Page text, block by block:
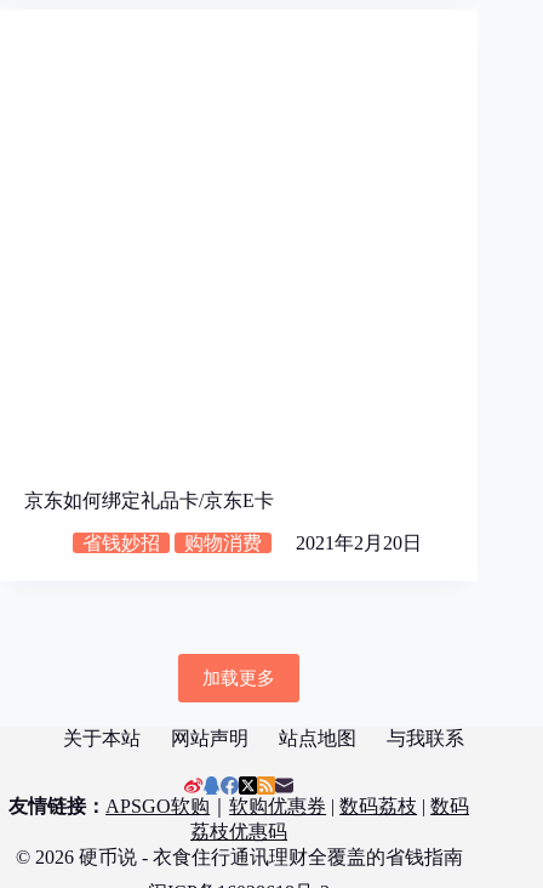
京东如何绑定礼品卡/京东E卡
省钱妙招 购物消费 2021年2月20日
加载更多
关于本站 网站声明 站点地图 与我联系
友情链接： APSGO软购 ｜软购优惠券 |数码荔枝 |数码
荔枝优惠码
© 2026 硬币说 - 衣食住行通讯理财全覆盖的省钱指南